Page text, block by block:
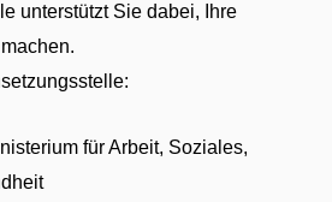
unterstützt Sie dabei, Ihre
für Arbeit, Soziales,